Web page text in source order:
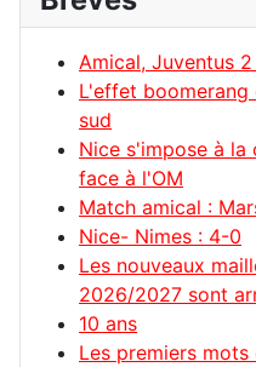
Amical, Juventus
L'effet boomerang
sud
Nice s'impose à la
face à l'OM
Match amical :
Nice- Nimes : 4-0
Les nouveaux
2026/2027 sont
10 ans
Les premiers mots